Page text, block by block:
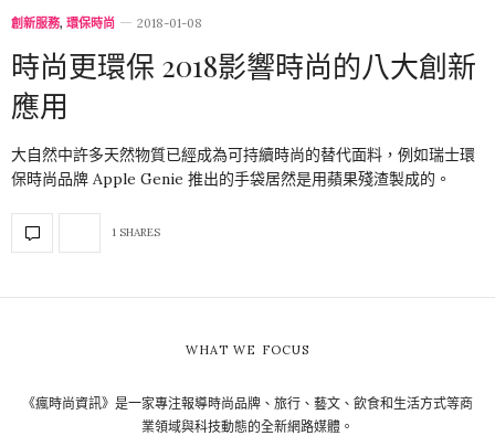
創新服務, 環保時尚 2018-01-08
時尚更環保 2018影響時尚的八大創新
應用
大自然中許多天然物質已經成為可持續時尚的替代面料，例如瑞士環
保時尚品牌 Apple Genie 推出的手袋居然是用蘋果殘渣製成的。
1 SHARES
WHAT WE FOCUS
《瘋時尚資訊》是一家專注報導時尚品牌、旅行、藝文、飲食和生活方式等商
業領域與科技動態的全新網路媒體。